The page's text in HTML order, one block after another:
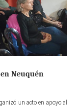
Neuquén
un acto en apoyo al